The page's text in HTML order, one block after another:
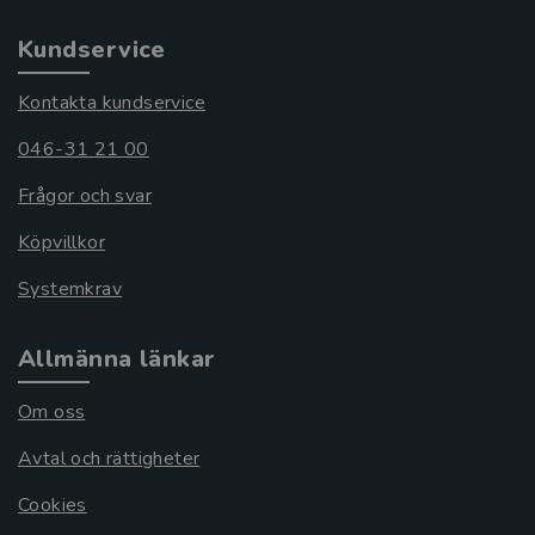
Kundservice
Kontakta kundservice
046-31 21 00
Frågor och svar
Köpvillkor
Systemkrav
Allmänna länkar
Om oss
Avtal och rättigheter
Cookies